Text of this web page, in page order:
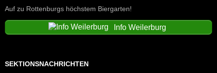
Auf zu Rottenburgs höchstem Biergarten!
Info Weilerburg
SEKTIONSNACHRICHTEN